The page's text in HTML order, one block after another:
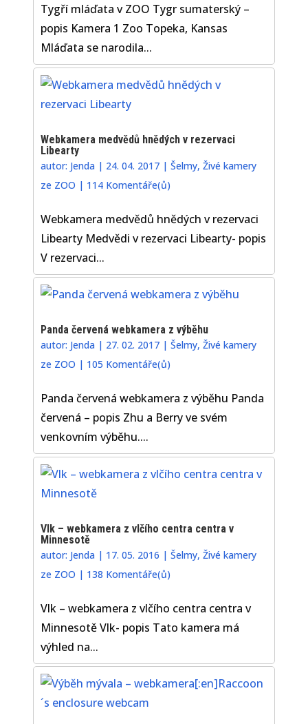
Tygří mláďata v ZOO Tygr sumaterský –
popis Kamera 1 Zoo Topeka, Kansas
Mláďata se narodila...
Webkamera medvědů hnědých v rezervaci
Libearty
autor: Jenda | 24. 04. 2017 |Šelmy,Živé kamery
ze ZOO | 114 Komentáře(ů)
Webkamera medvědů hnědých v rezervaci
Libearty Medvědi v rezervaci Libearty- popis
V rezervaci...
Panda červená webkamera z výběhu
autor: Jenda | 27. 02. 2017 |Šelmy,Živé kamery
ze ZOO | 105 Komentáře(ů)
Panda červená webkamera z výběhu Panda
červená – popis Zhu a Berry ve svém
venkovním výběhu....
Vlk – webkamera z vlčího centra centra v
Minnesotě
autor: Jenda | 17. 05. 2016 |Šelmy,Živé kamery
ze ZOO | 138 Komentáře(ů)
Vlk – webkamera z vlčího centra centra v
Minnesotě Vlk- popis Tato kamera má
výhled na...